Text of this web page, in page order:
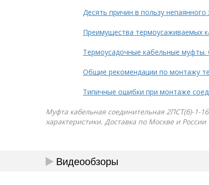
Десять причин в пользу непаянного
Преимущества термоусаживаемых
Термоусадочные кабельные муфты.
Общие рекомендации по монтажу
Типичные ошибки при монтаже
Муфта кабельная соединительная 2ПСТ(б)-1-
характеристики. Доставка по Москве и России
Видеообзоры